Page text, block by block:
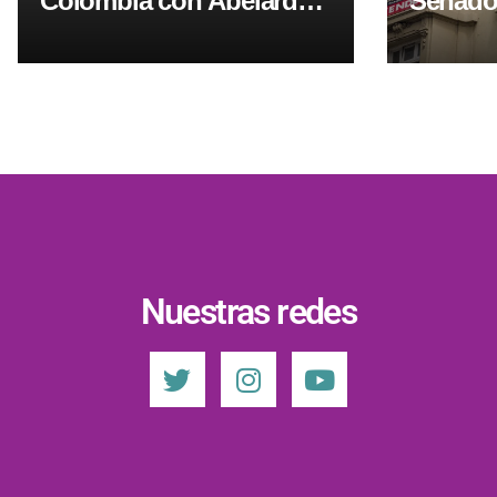
su asunción presidencial
Nuestras redes